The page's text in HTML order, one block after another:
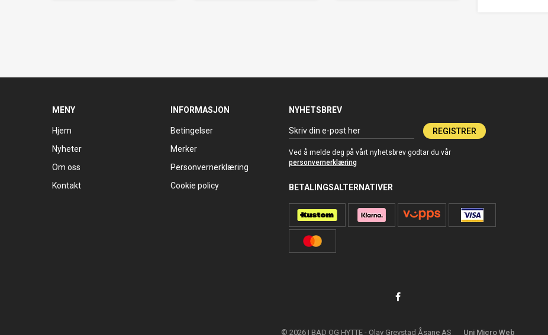
MENY
Hjem
Nyheter
Om oss
Kontakt
INFORMASJON
Betingelser
Merker
Personvernerklæring
Cookie policy
NYHETSBREV
REGISTRER
Ved å melde deg på vårt nyhetsbrev godtar du vår
personvernerklæring
BETALINGSALTERNATIVER
© 2026 | BAD OG HYTTE - Olav Grevstad Åsane AS Uni Micro Web